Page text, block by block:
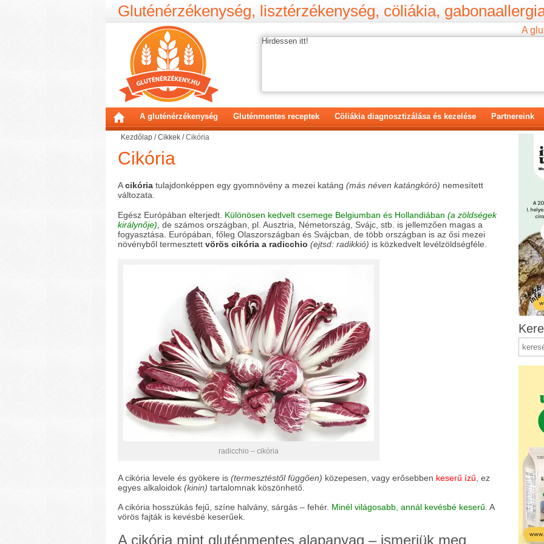
Gluténérzékenység, lisztérzékenység, cöliákia,
A
Hirdessen itt!
A gluténérzékenység Gluténmentes receptek Cöliákia diagnosztizálása és kezelése Partnereink
Kezdőlap /Cikkek /Cikória
Cikória
Acikória tulajdonképpen egy gyomnövény a mezei katáng (más néven katángkóró) nemesített
változata.
Egész Európában elterjedt. Különösen kedvelt csemege Belgiumban és Hollandiában (a zöldségek
királynője) de számos országban, pl. Ausztria, Németország, Svájc, stb. is jellemzően magas a
fogyasztása. Európában, főleg Olaszországban és Svájcban, de több országban is az ősi mezei
növényből termesztett vörös cikória a radicchio (ejtsd: radikkió) is közkedvelt levélzöldségféle.
radicchio – cikória
A cikória levele és gyökere is (termesztéstől függően) közepesen, vagy erősebben keserű ízű , ez
egyes alkaloidok (kinin) tartalomnak köszönhető.
A cikória hosszúkás fejű, színe halvány, sárgás – fehér. Minél világosabb, annál kevésbé keserű. A
vörös fajták is kevésbé keserűek.
A cikória mint gluténmentes alapanyag – ismerjük meg